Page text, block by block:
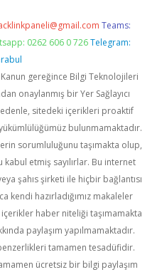
Teams:
0262 606 0 726 Telegram:
Kanun gereğince Bilgi Teknolojileri
onaylanmış bir Yer Sağlayıcı
sitedeki içerikleri proaktif
bulunmamaktadır.
sorumluluğunu taşımakta olup,
etmiş sayılırlar. Bu internet
şahıs şirketi ile hiçbir bağlantısı
kendi hazırladığımız makaleler
haber niteliği taşımamakta
paylaşım yapılmamaktadır.
tamamen tesadüfidir.
ücretsiz bir bilgi paylaşım